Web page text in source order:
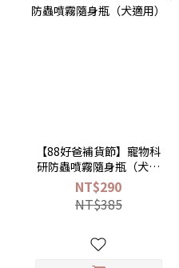
【88好爸補貨節】寵物科
研防蟲噴霧隨身瓶（犬適
用）
NT$290
NT$385